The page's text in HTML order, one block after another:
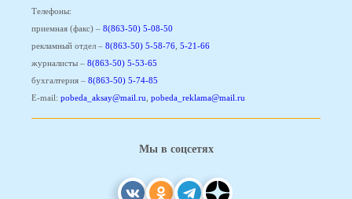
Телефоны:
приемная (факс) – 8(863-50) 5-08-50
рекламный отдел – 8(863-50) 5-58-76, 5-21-66
журналисты – 8(863-50) 5-53-65
бухгалтерия – 8(863-50) 5-74-85
E-mail: pobeda_aksay@mail.ru, pobeda_reklama@mail.ru
Мы в соцсетях